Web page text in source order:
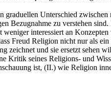
graduellen Unterschied
Bezugnahme zu verstehen
interessiert an
Freud Religion nicht nur als
zeichnet und sie ersetzt sehen
Kritik seines Religions- und
ist, (II.) wie Religion